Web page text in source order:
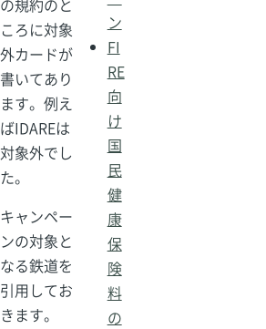
の規約のと
ころに対象
外カードが
書いてあり
ます。例え
ばIDAREは
対象外でし
た。
キャンペー
ンの対象と
なる鉄道を
引用してお
きます。
ン
FI
RE
向
け
国
民
健
康
保
険
料
の